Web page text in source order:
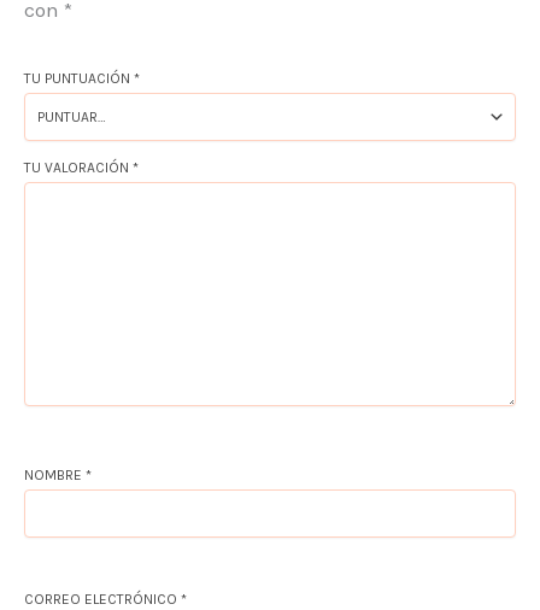
con *
TU PUNTUACIÓN *
TU VALORACIÓN *
NOMBRE *
CORREO ELECTRÓNICO *